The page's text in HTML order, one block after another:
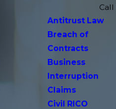
Call
Antitrust Law
Breach of
Contracts
Business
Interruption
Claims
Civil RICO